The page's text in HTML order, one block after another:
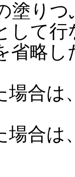
塗り
して
省略
場合
場合